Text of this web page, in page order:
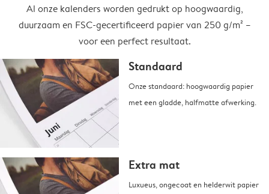
Al onze kalenders worden gedrukt op hoogwaardig,
duurzaam en FSC-gecertificeerd papier van 250 g/m² –
voor een perfect resultaat.
Standaard
Onze standaard: hoogwaardig papier
met een gladde, halfmatte afwerking.
Extra mat
Luxueus, ongecoat en helderwit papier